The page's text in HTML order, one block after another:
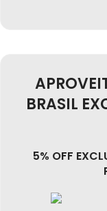
BRASIL
5% OFF